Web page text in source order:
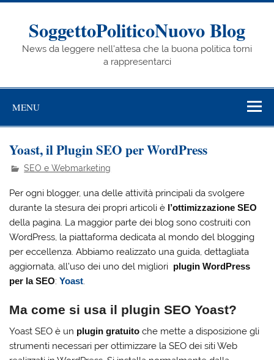
Skip
contentSoggettoPoliticoNuovo Blog
News da leggere nell'attesa che la buona politica torni
a rappresentarci
MENU
Yoast, il Plugin SEO per WordPress
SEO e Webmarketing
Per ogni blogger, una delle attività principali da svolgere
durante la stesura dei propri articoli è l’ottimizzazione SEO
della pagina. La maggior parte dei blog sono costruiti con
WordPress, la piattaforma dedicata al mondo del blogging
per eccellenza. Abbiamo realizzato una guida, dettagliata
aggiornata, all’uso dei uno del migliori plugin WordPress
per la SEO:Yoast.
Ma come si usa il plugin SEO Yoast?
Yoast SEO è un plugin gratuito che mette a disposizione gli
strumenti necessari per ottimizzare la SEO dei siti Web